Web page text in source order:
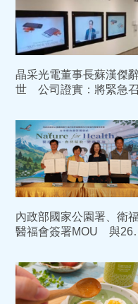
晶采光電董事長蘇漢傑
世 公司證實：將緊急
內政部國家公園署、衛
醫福會簽署MOU 與26